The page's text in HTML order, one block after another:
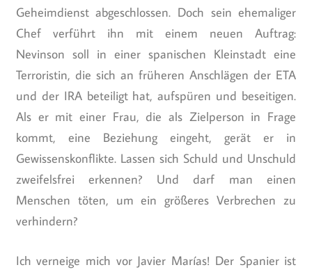
Geheimdienst abgeschlossen. Doch sein ehemaliger
Chef verführt ihn mit einem neuen Auftrag:
Nevinson soll in einer spanischen Kleinstadt eine
Terroristin, die sich an früheren Anschlägen der ETA
und der IRA beteiligt hat, aufspüren und beseitigen.
Als er mit einer Frau, die als Zielperson in Frage
kommt, eine Beziehung eingeht, gerät er in
Gewissenskonflikte. Lassen sich Schuld und Unschuld
zweifelsfrei erkennen? Und darf man einen
Menschen töten, um ein größeres Verbrechen zu
verhindern?
Ich verneige mich vor Javier Marías! Der Spanier ist